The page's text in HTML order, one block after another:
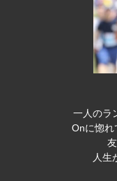
一人のラ
Onに惚れ
人生